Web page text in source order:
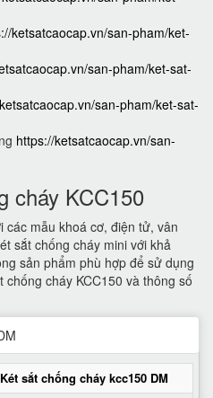
ketsatcaocap.vn/san-pham/ket-
san-pham/ket-sat-
san-pham/ket-sat-
https://ketsatcaocap.vn/san-
cháy KCC150
các mẫu khoá cơ, điện tử, vân
sắt chống cháy mini với khả
sản phẩm phù hợp để sử dụng
cháy KCC150 và thông số
Két sắt chống cháy kcc150 DM